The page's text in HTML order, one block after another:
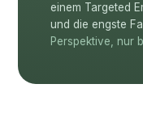
einem Targeted
und die engste
Perspektive, nur